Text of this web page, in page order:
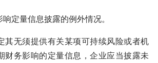
量信息披露的例外情况。
无须提供有关某项可持续风险或者机
财务影响的定量信息，企业应当披露未